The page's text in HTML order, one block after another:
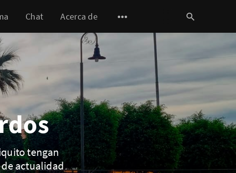
Chat Acerca de
tengan
actualidad